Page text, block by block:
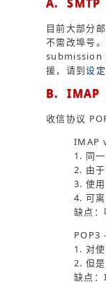
目前大部分
不需改埠号
submission
援，请到设
B. IMAP
收信协议
IMAP
1. 同
2. 由
3. 使
4. 可
缺点：
POP3 -
1. 对
2. 但
缺点